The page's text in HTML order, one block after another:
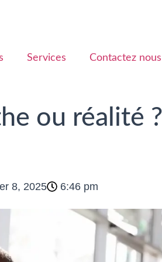
Services Contactez nous
ou réalité ?
8, 2025 6:46 pm